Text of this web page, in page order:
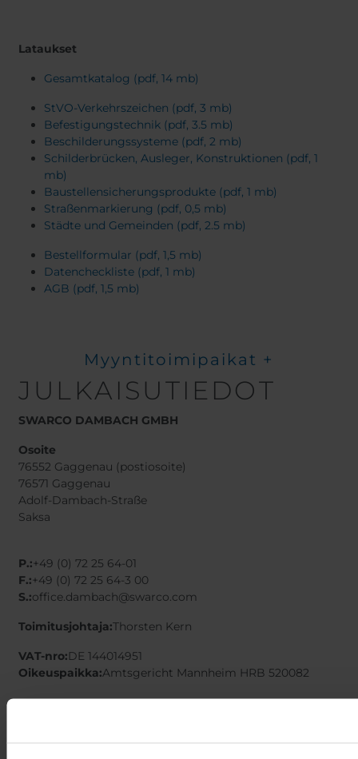
Lataukset
Gesamtkatalog (pdf, 14 mb)
StVO-Verkehrszeichen (pdf, 3 mb)
Befestigungstechnik (pdf, 3.5 mb)
Beschilderungssysteme (pdf, 2 mb)
Schilderbrücken, Ausleger, Konstruktionen (pdf, 1
mb)
Baustellensicherungsprodukte (pdf, 1 mb)
Straßenmarkierung (pdf, 0,5 mb)
Städte und Gemeinden (pdf, 2.5 mb)
Bestellformular (pdf, 1,5 mb)
Datencheckliste (pdf, 1 mb)
AGB (pdf, 1,5 mb)
Myyntitoimipaikat +
JULKAISUTIEDOT
SWARCO DAMBACH GMBH
Osoite
76552 Gaggenau (postiosoite)
76571 Gaggenau
Adolf-Dambach-Straße
Saksa
P.:+49 (0) 72 25 64-01
F.:+49 (0) 72 25 64-3 00
S.:office.dambach@swarco.com
Toimitusjohtaja:Thorsten Kern
VAT-nro:DE 144014951
Oikeuspaikka:Amtsgericht Mannheim HRB 520082